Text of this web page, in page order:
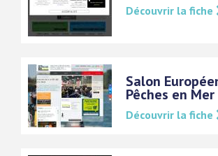
Découvrir la fiche
Salon
Pêches en Mer
Découvrir la fiche